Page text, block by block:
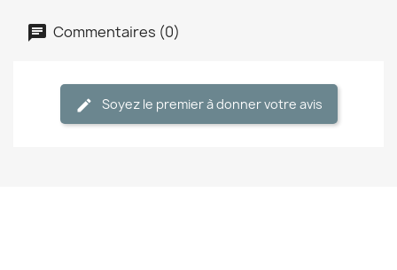
Commentaires (0)
Soyez le premier à donner votre avis